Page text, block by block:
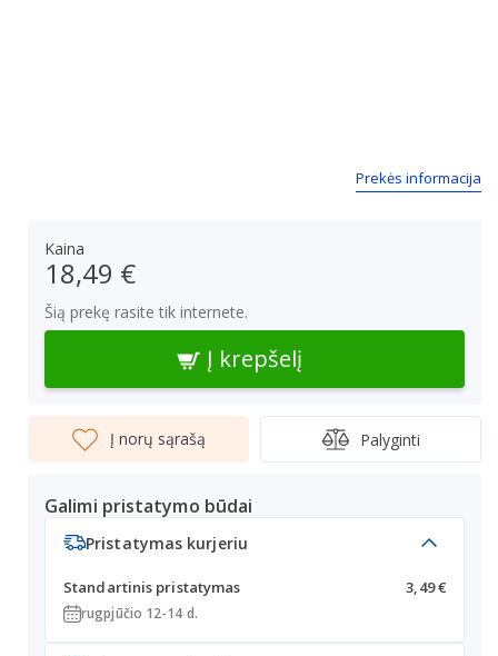
Prekės informacija
Kaina
18,49 €
Šią prekę rasite tik internete.
Į krepšelį
Į norų sąrašą Palyginti
Galimi pristatymo būdai
Pristatymas kurjeriu
Standartinis pristatymas 3,49 €
rugpjūčio 12-14 d.